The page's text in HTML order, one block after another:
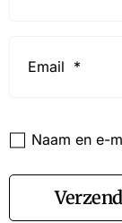
Naam en e-